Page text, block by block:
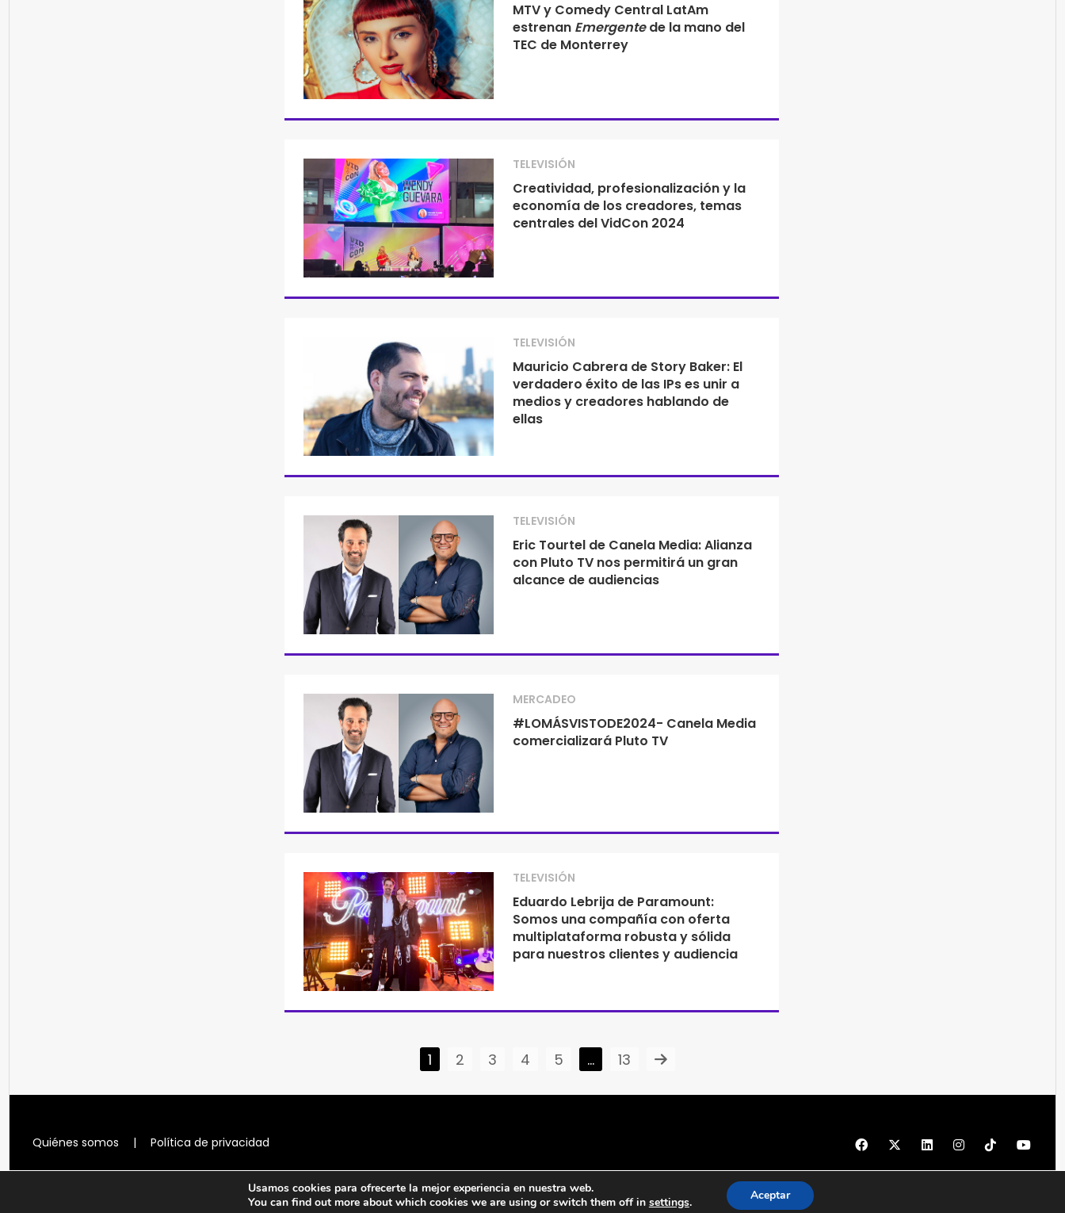
MTV y Comedy Central LatAm
estrenan Emergentede la mano del
TEC de Monterrey
TELEVISIÓN
Creatividad, profesionalización y la
economía de los creadores, temas
centrales del VidCon 2024
TELEVISIÓN
Mauricio Cabrera de Story Baker: El
verdadero éxito de las IPs es unir a
medios y creadores hablando de
ellas
TELEVISIÓN
Eric Tourtel de Canela Media: Alianza
con Pluto TV nos permitirá un gran
alcance de audiencias
MERCADEO
#LOMÁSVISTODE2024- Canela Media
comercializará Pluto TV
TELEVISIÓN
Eduardo Lebrija de Paramount:
Somos una compañía con oferta
multiplataforma robusta y sólida
para nuestros clientes y audiencia
1 2 3 4 5 … 13
Quiénes somos | Política de privacidad
© 1997 - 2026 PRODU - Todos los derechos reservados
Usamos cookies para ofrecerte la mejor experiencia en nuestra web.
You can find out more about which cookies we are using or switch them off in settings. Aceptar